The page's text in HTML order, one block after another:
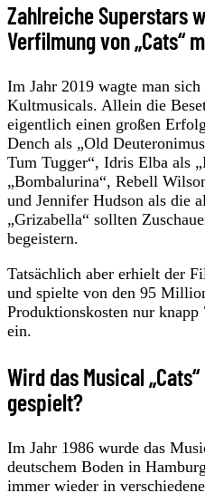
Zahlreiche Superstars
Verfilmung von „Cats“
Im Jahr 2019 wagte man
Kultmusicals. Allein die
eigentlich einen großen
Dench als „Old
Tum Tugger“, Idris Elba als
„Bombalurina“, Rebell
und Jennifer Hudson als die
„Grizabella“ sollten
begeistern.
Tatsächlich aber erhielt der
und spielte von den 95
Produktionskosten nur
ein.
Wird das Musical
gespielt?
Im Jahr 1986 wurde das
deutschem Boden in
immer wieder in